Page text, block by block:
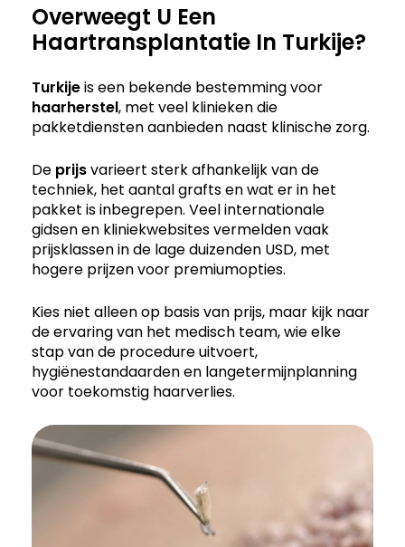
Overweegt U Een
Haartransplantatie In Turkije?
Turkijeis een bekende bestemming voor
haarherstel, met veel klinieken die
pakketdiensten aanbieden naast klinische zorg.
De prijsvarieert sterk afhankelijk van de
techniek, het aantal grafts en wat er in het
pakket is inbegrepen. Veel internationale
gidsen en kliniekwebsites vermelden vaak
prijsklassen in de lage duizenden USD, met
hogere prijzen voor premiumopties.
Kies niet alleen op basis van prijs, maar kijk naar
de ervaring van het medisch team, wie elke
stap van de procedure uitvoert,
hygiënestandaarden en langetermijnplanning
voor toekomstig haarverlies.